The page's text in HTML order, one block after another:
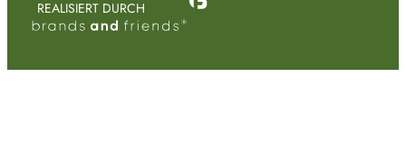
REALISIERT DURCH